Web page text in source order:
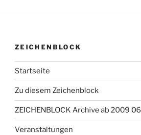
ZEICHENBLOCK
Startseite
Zu diesem Zeichenblock
ZEICHENBLOCK Archive ab 2009 06
Veranstaltungen